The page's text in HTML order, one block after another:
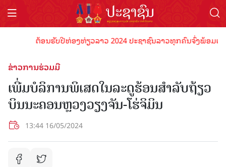
ຕ້ອນຮັບປີທ່ອງທ່ຽວລາວ 2024 ປະຊາຊົນລາວທຸກຄົນຈົ່ງພ້ອມເປັ
ຂ່າວການຮ່ວມມື
ເພີ່ມບໍລິການພິເສດໃນລະດູຮ້ອນສໍາລັບຖ້ຽວ
ບິນນະຄອນຫຼວງວຽງຈັນ-ໂຮ່ຈິມິນ
13:44 16/05/2024